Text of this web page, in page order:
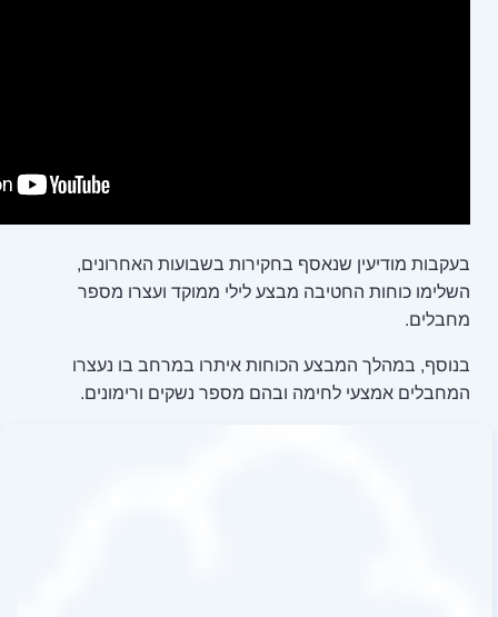
בחקירות בשבועות האחרונים,
לילי ממוקד ועצרו מספר
איתרו במרחב בו נעצרו
מספר נשקים ורימונים.